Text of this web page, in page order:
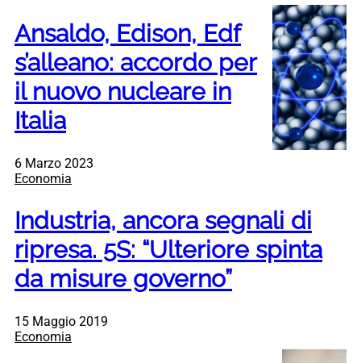
Ansaldo, Edison, Edf
s’alleano: accordo per
il nuovo nucleare in
Italia
6 Marzo 2023
Economia
Industria, ancora segnali di
ripresa. 5S: “Ulteriore spinta
da misure governo”
15 Maggio 2019
Economia